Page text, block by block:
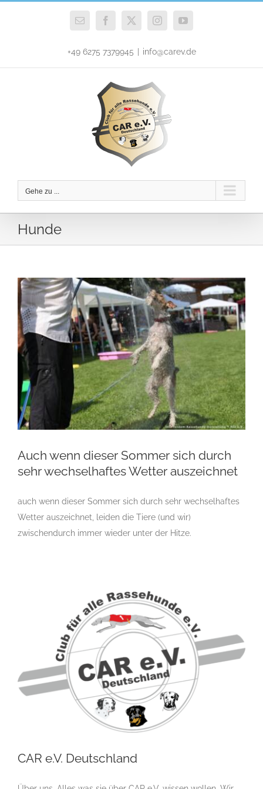
E-
Facebook
X InstagramYouTube
+49 6275 7379945 info@carev.de
Gehe zu ...
Hunde
wechselhaftes Wetter auszeichnet
Breeding Strategies Erbkrankheiten Hundeclub
Krankheiten des Hundes leiden News Praxisbrief
Auch wenn dieser Sommer sich durch
sehr wechselhaftes Wetter auszeichnet
auch wenn dieser Sommer sich durch sehr wechselhaftes
Wetter auszeichnet, leiden die Tiere (und wir)
zwischendurch immer wieder unter der Hitze.
CAR e.V. Deutschland